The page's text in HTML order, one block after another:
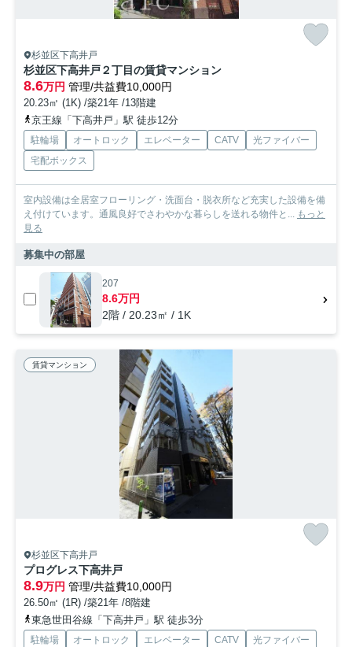
杉並区下高井戸
杉並区下高井戸２丁目の賃貸マンション
8.6万円 管理/共益費10,000円
20.23㎡ (1K) /築21年 /13階建
京王線「下高井戸」駅 徒歩12分
駐輪場 オートロック エレベーター CATV
光ファイバー
宅配ボックス
室内設備は全居室フローリング・洗面台・脱衣所など充実した設備を備
え付けています。通風良好でさわやかな暮らしを送れる物件と... もっと
見る
募集中の部屋
207
8.6万円
2階 / 20.23㎡ / 1K
賃貸マンション
杉並区下高井戸
プログレス下高井戸
8.9万円 管理/共益費10,000円
26.50㎡ (1R) /築21年 /8階建
東急世田谷線「下高井戸」駅 徒歩3分
駐輪場 オートロック エレベーター CATV
光ファイバー